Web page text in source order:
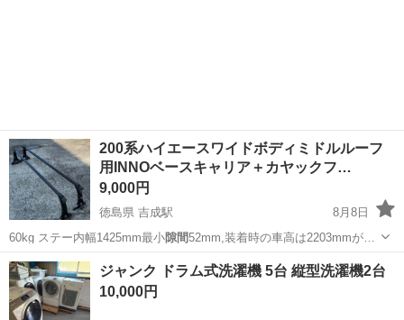
200系ハイエースワイドボディミドルルーフ
用INNOベースキャリア＋カヤックフ…
9,000円
徳島県 吉成駅
8月8日
60kg ステー内幅1425mm最小隙間52mm,装着時の車高は2203mmが…
徳島 徳島市 吉成駅 キャリア、ラック カヤック
ジャンク ドラム式洗濯機 5台 縦型洗濯機2台
10,000円